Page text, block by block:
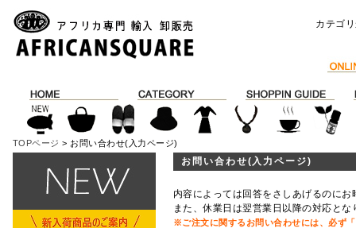
カテゴ
TOPページ > お問い合わせ(入力ページ)
お問い合わせ(入力ページ)
内容によっては回答をさしあげるのに
また、休業日は翌営業日以降の対応と
※ご注文に関するお問い合わせには、必ず